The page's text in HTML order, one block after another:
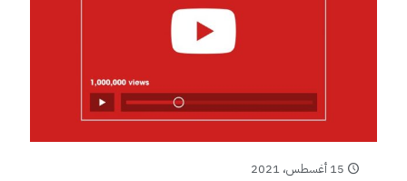
15 أغسطس، 2021